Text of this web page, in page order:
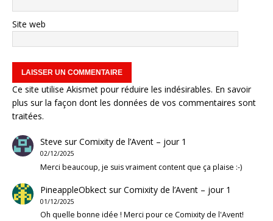
Site web
Ce site utilise Akismet pour réduire les indésirables. En savoir
plus sur la façon dont les données de vos commentaires sont
traitées.
Steve surComixity de l’Avent – jour 1
02/12/2025
Merci beaucoup, je suis vraiment content que ça plaise :-)
PineappleObkectsurComixity de l’Avent – jour 1
01/12/2025
Oh quelle bonne idée ! Merci pour ce Comixity de l'Avent!